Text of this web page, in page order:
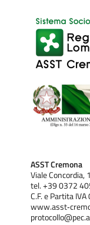
ASST Cremona
Viale
tel. +39 0372
C.F. e Partita